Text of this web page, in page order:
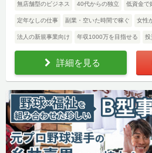
無店舗型のビジネス 40代からの独立 低資金で
定年なしの仕事 副業・空いた時間で稼ぐ 女性
法人の新規事業向け 年収1000万を目指せる 投
詳細を見る